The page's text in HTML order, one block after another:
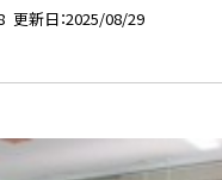
更新日 2025/08/29